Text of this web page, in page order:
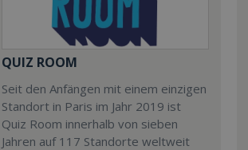
QUIZ ROOM
Seit den Anfängen mit einem einzigen
Standort in Paris im Jahr 2019 ist
Quiz Room innerhalb von sieben
Jahren auf 117 Standorte weltweit